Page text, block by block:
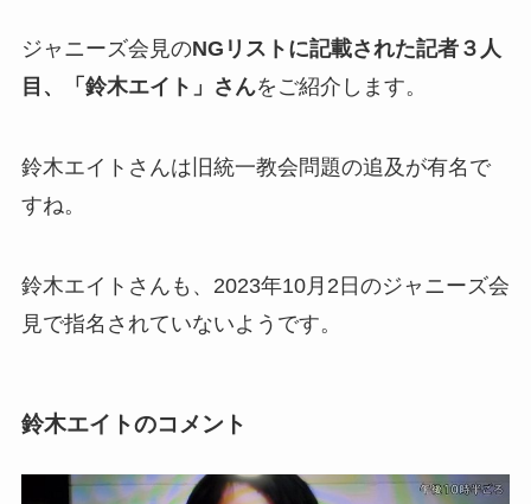
ジャニーズ会見のNGリストに記載された記者３人
目、「鈴木エイト」さんをご紹介します。
鈴木エイトさんは旧統一教会問題の追及が有名で
すね。
鈴木エイトさんも、2023年10月2日のジャニーズ会
見で指名されていないようです。
鈴木エイトのコメント